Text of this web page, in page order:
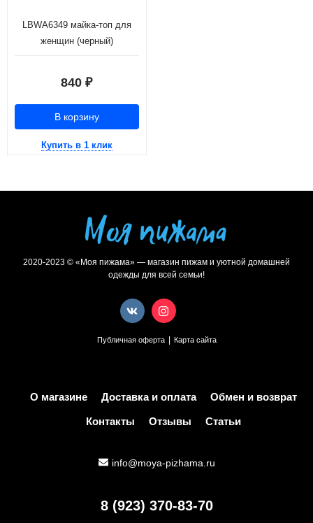
LBWA6349 майка-топ для
женщин (черный)
840 ₽
В корзину
Купить в 1 клик
2020-2023 © «Моя пижама» — магазин пижам и уютной домашней
одежды для всей семьи!
Публичная оферта | Карта сайта
О магазине Доставка и оплата Обмен и возврат
Контакты Отзывы Статьи
info@moya-pizhama.ru
8 (923) 370-83-70